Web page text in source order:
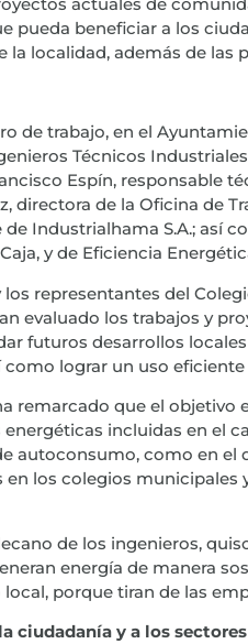
pueda beneficiar a los
la localidad, además de las
de trabajo, en el
Técnicos
Espín, responsable
directora de la Oficina de
de Industrialhama S.A.; así
y de Eficiencia
los representantes del
evaluado los trabajos y
futuros desarrollos
lograr un uso
remarcado que el objetivo
incluidas en el
autoconsumo, como en el
en los colegios municipales
de los ingenieros,
energía de manera
porque tiran de las
ciudadanía y a los